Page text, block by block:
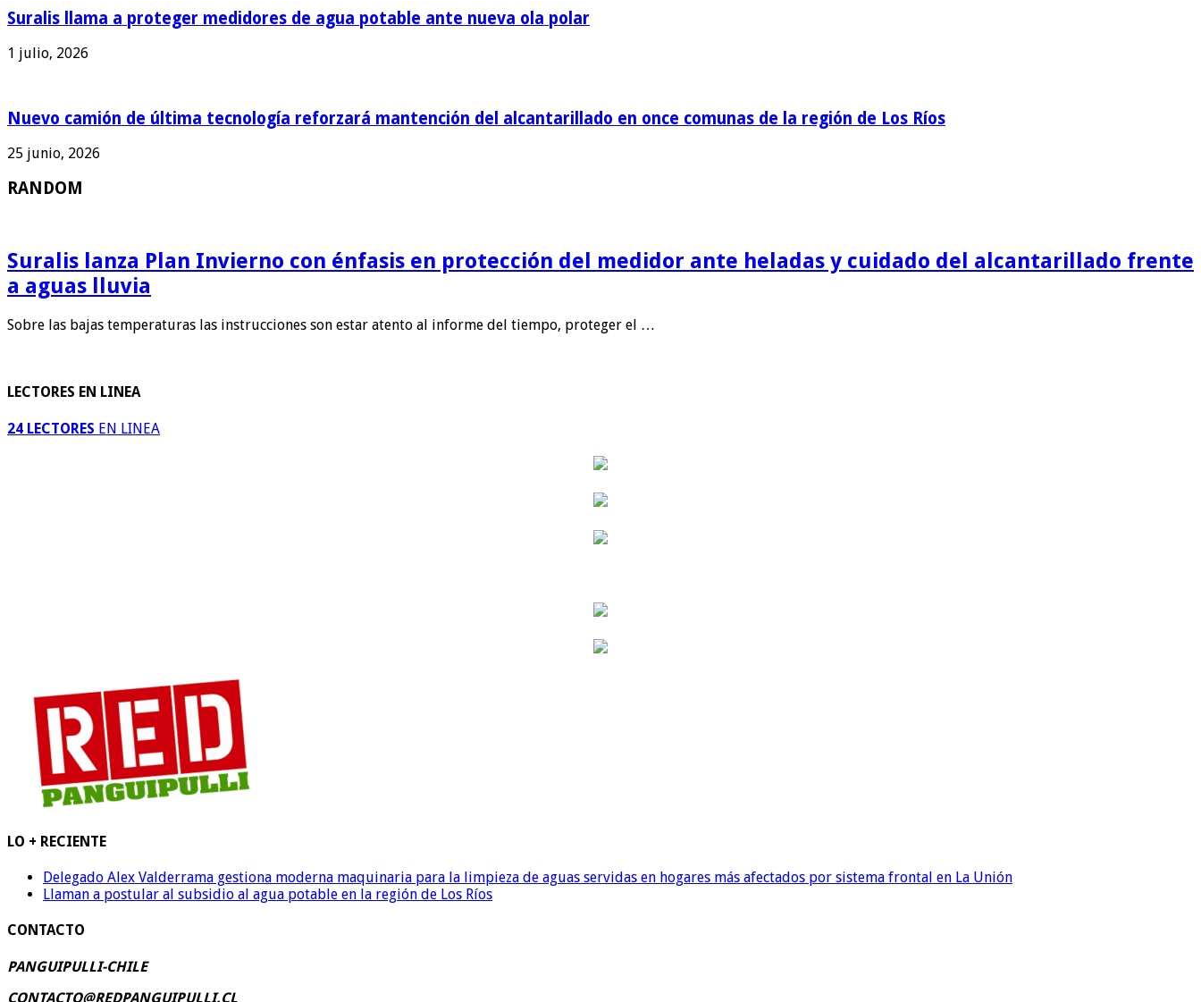
Suralis llama a proteger medidores de agua potable ante nueva ola polar
1 julio, 2026
Nuevo camión de última tecnología reforzará mantención del alcantarillado en once comunas de la región de Los Ríos
25 junio, 2026
RANDOM
Suralis lanza Plan Invierno con énfasis en protección del medidor ante heladas y cuidado del alcantarillado frente
a aguas lluvia
Sobre las bajas temperaturas las instrucciones son estar atento al informe del tiempo, proteger el …
LECTORES EN LINEA
24 LECTORES EN LINEA
LO + RECIENTE
Delegado Alex Valderrama gestiona moderna maquinaria para la limpieza de aguas servidas en hogares más afectados por sistema frontal en La Unión
Llaman a postular al subsidio al agua potable en la región de Los Ríos
CONTACTO
PANGUIPULLI-CHILE
CONTACTO@REDPANGUIPULLI.CL